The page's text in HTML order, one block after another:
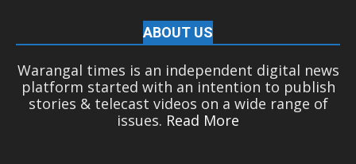
ABOUT US
Warangal times is an independent digital news
platform started with an intention to publish
stories & telecast videos on a wide range of
issues. Read More